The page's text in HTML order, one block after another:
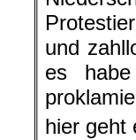
und
es
hier geht